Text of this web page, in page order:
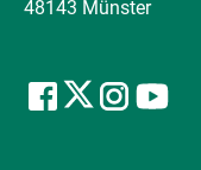
48143 Münster